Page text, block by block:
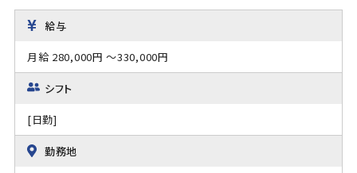
給与
月給 280,000円 ～330,000円
シフト
[日勤]
勤務地